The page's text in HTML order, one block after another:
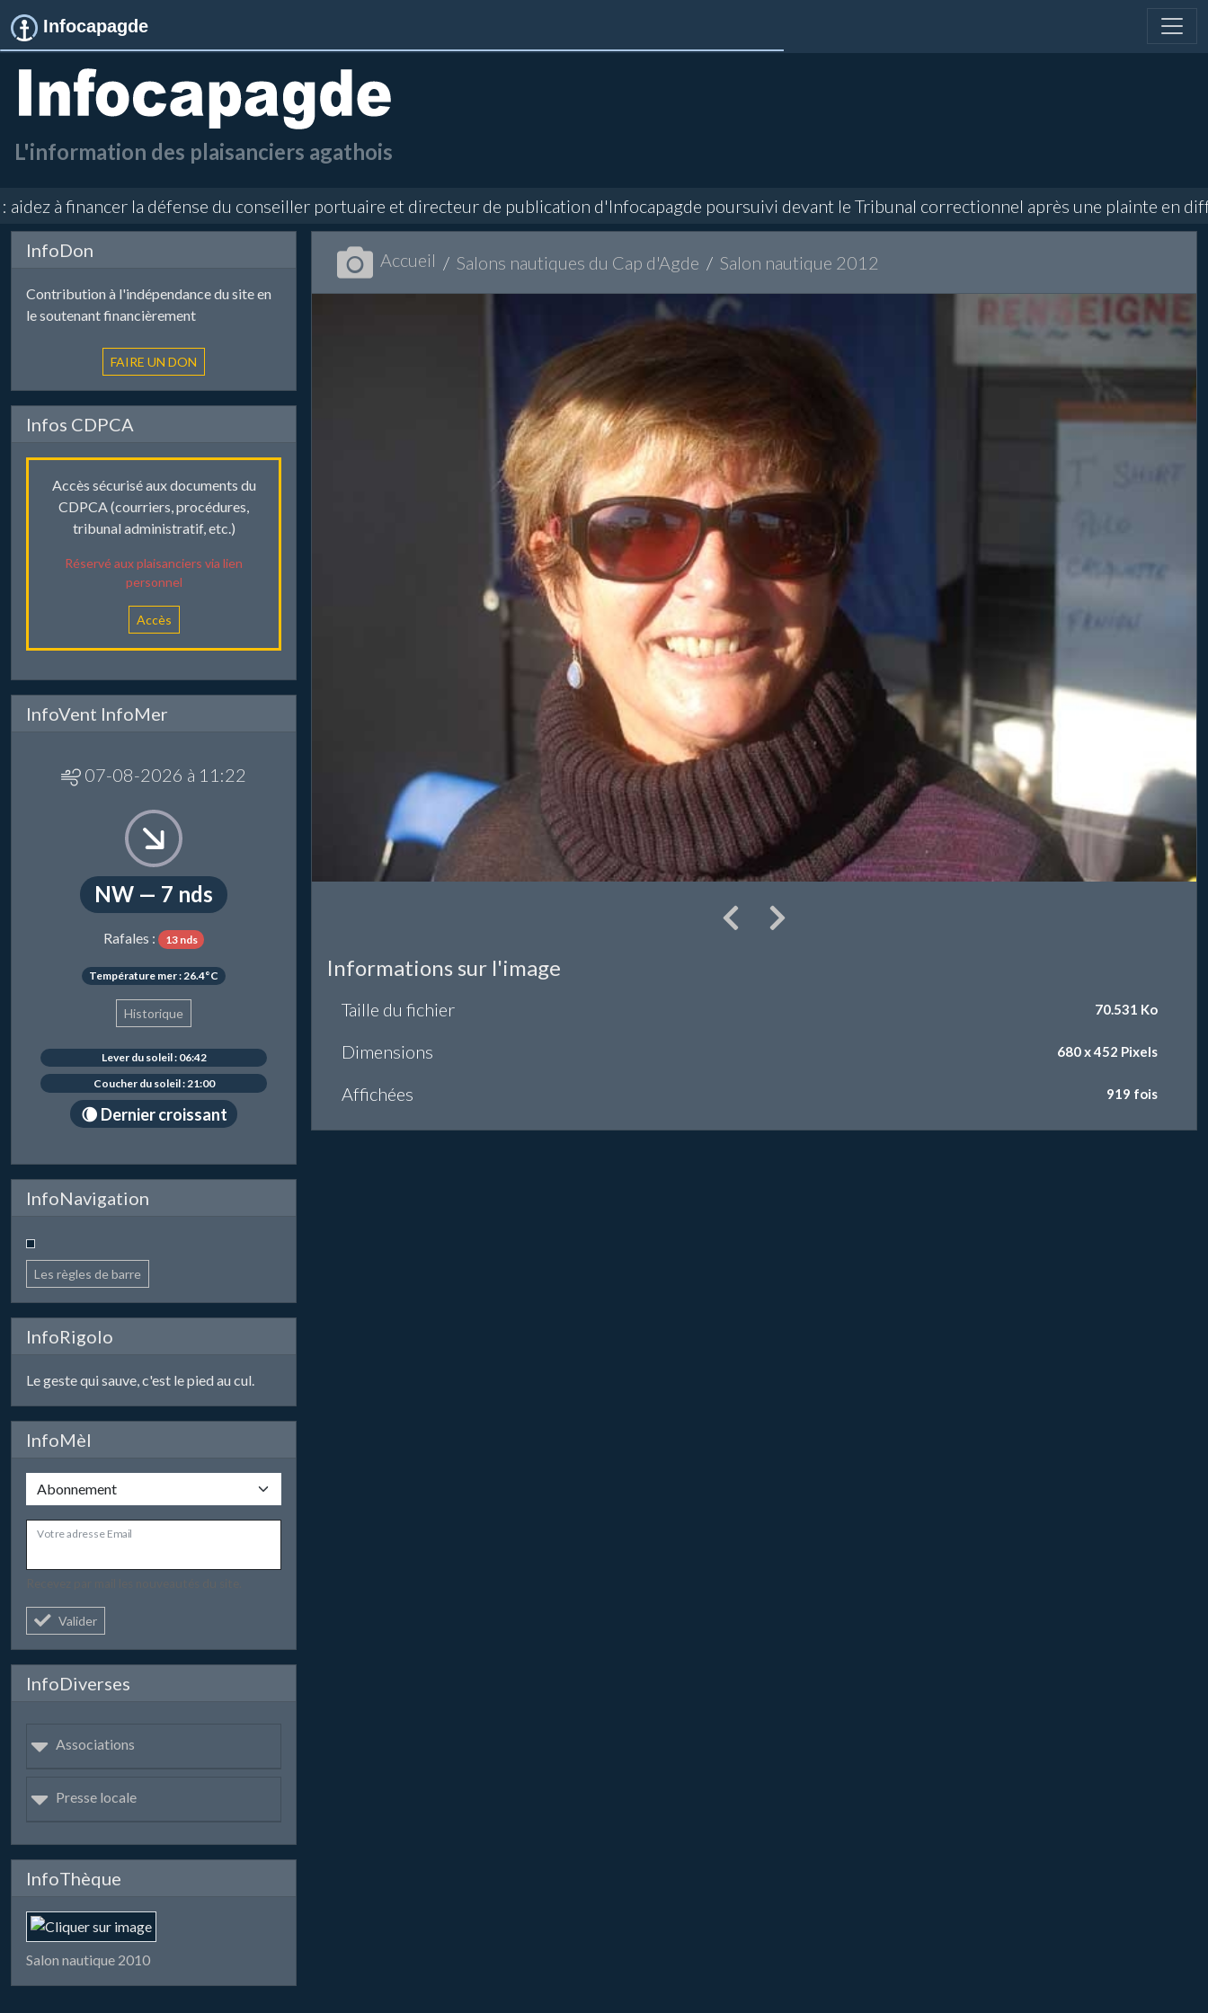
Infocapagde
L'information des plaisanciers agathois
à financer la défense du conseiller portuaire et directeur de publication d'Infocapagde poursuivi devant le Tribunal correctionnel après une plainte en
InfoDon
Contribution à l'indépendance du site en
le soutenant financièrement
Infos CDPCA
Accès sécurisé aux documents du
CDPCA (courriers, procédures,
tribunal administratif, etc.)
Réservé aux plaisanciers via lien
personnel
Accès
InfoVent InfoMer
07-08-2026 à 11:22
NW — 7 nds
Rafales : 13 nds
Température mer : 26.4°C
Historique
Lever du soleil : 06:42
Coucher du soleil : 21:00
🌘 Dernier croissant
InfoNavigation
Les règles de barre
InfoRigolo
Le geste qui sauve, c'est le pied au cul.
InfoMèl
Votre adresse Email
Valider
InfoDiverses
Associations
Presse locale
InfoThèque
Salon nautique 2010
Accueil Salons nautiques du Cap d'Agde Salon nautique 2012
Informations sur l'image
Taille du fichier 70.531 Ko
Dimensions 680 x 452 Pixels
Affichées 919 fois